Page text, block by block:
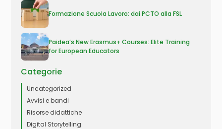
Formazione Scuola Lavoro: dai PCTO alla FSL
Paidea’s New Erasmus+ Courses: Elite Training
for European Educators
Categorie
Uncategorized
Avvisi e bandi
Risorse didattiche
Digital Storytelling